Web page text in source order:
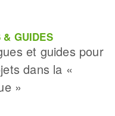
& GUIDES
et guides pour
dans la «
»